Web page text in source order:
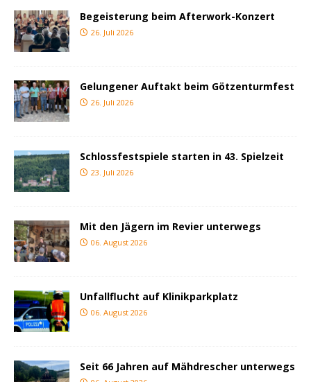
Begeisterung beim Afterwork-Konzert
26. Juli 2026
Gelungener Auftakt beim Götzenturmfest
26. Juli 2026
Schlossfestspiele starten in 43. Spielzeit
23. Juli 2026
Mit den Jägern im Revier unterwegs
06. August 2026
Unfallflucht auf Klinikparkplatz
06. August 2026
Seit 66 Jahren auf Mähdrescher unterwegs